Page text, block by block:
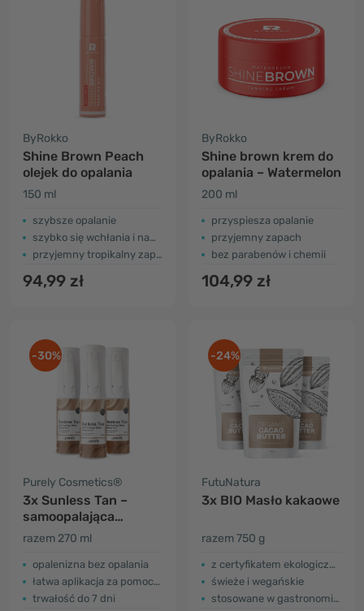
ByRokko
Shine Brown Peach
olejek do opalania
150 ml
szybsze opalanie
szybko się wchłania i nawilża
przyjemny tropikalny zapach
94,99 zł
ByRokko
Shine brown krem do
opalania – Watermelon
200 ml
przyspiesza opalanie
przyjemny zapach
bez parabenów i chemii
104,99 zł
-30%
Purely Cosmetics®
3x Sunless Tan –
samoopalająca
mgiełka do ciała
razem 270 ml
opalenizna bez opalania
łatwa aplikacja za pomocą sprayu
trwałość do 7 dni
-24%
FutuNatura
3x BIO Masło kakaowe
razem 750 g
z certyfikatem ekologicznym
świeże i wegańskie
stosowane w gastronomii i kosmetyce